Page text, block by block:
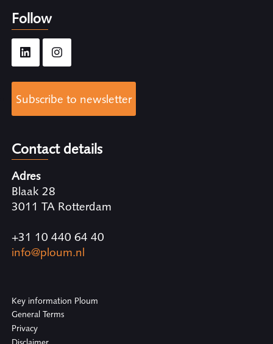
Follow
Subscribe to newsletter
Contact details
Adres
Blaak 28
3011 TA Rotterdam
+31 10 440 64 40
info@ploum.nl
Key information Ploum
General Terms
Privacy